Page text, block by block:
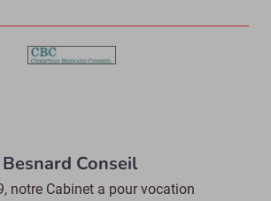
Conseil
notre Cabinet a pour vocation